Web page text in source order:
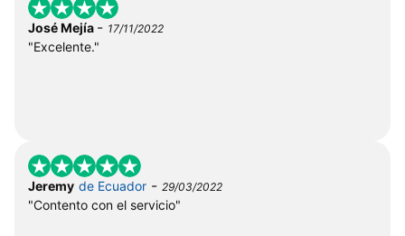
José Mejía - 17/11/2022
"Excelente."
Jeremy de Ecuador - 29/03/2022
"Contento con el servicio"